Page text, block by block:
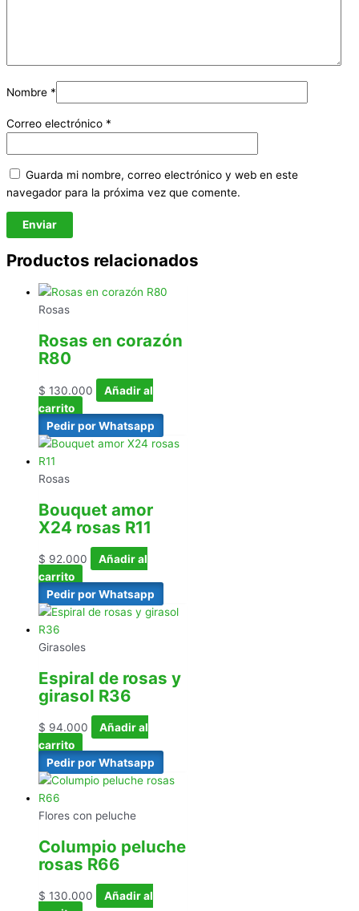
Nombre *
Correo electrónico *
Guarda mi nombre, correo electrónico y web en este
navegador para la próxima vez que comente.
Productos relacionados
Rosas
Rosas en corazón
R80
$ 130.000
Añadir al
carrito
Pedir por Whatsapp
Rosas
Bouquet amor
X24 rosas R11
$ 92.000
Añadir al
carrito
Pedir por Whatsapp
Girasoles
Espiral de rosas y
girasol R36
$ 94.000
Añadir al
carrito
Pedir por Whatsapp
Flores con peluche
Columpio peluche
rosas R66
$ 130.000
Añadir al